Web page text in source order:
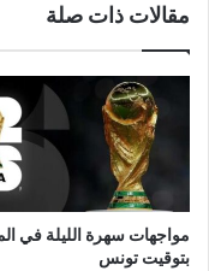
مقالات ذات صلة
مواجهات سهرة الليلة في
بتوقيت تونس